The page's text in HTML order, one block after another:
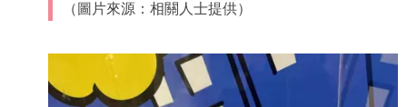
（圖片來源：相關人士提供）